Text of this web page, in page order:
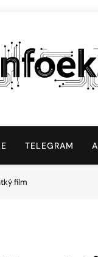
TELEGRAM
film